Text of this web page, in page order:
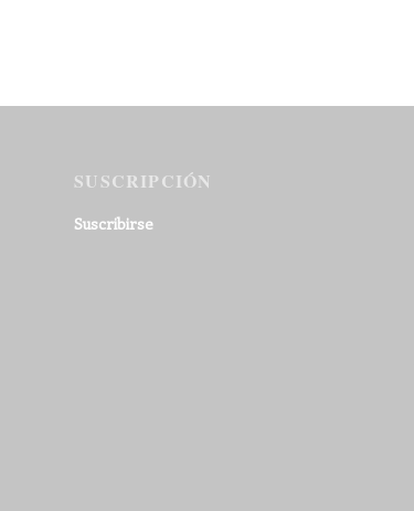
SUSCRIPCIÓN
Suscribirse